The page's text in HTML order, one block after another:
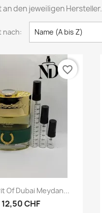
den jeweiligen Hersteller.
nach: Name (A bis Z)
Vorschau
Of Dubai Meydan...
12,50 CHF
favorite_border